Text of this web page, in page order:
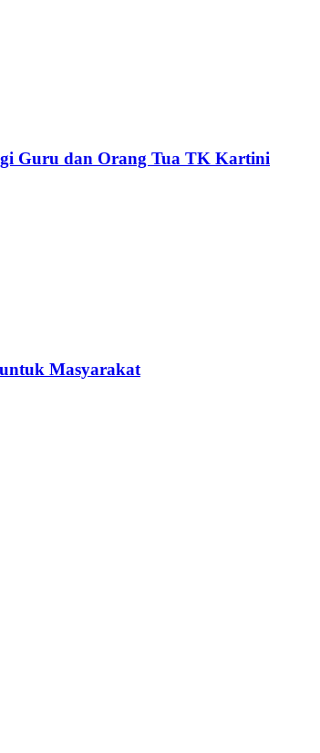
Guru dan Orang Tua TK Kartini
Masyarakat